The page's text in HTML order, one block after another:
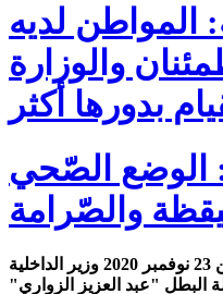
المواطن لديه
والوزارة
بدورها أكثر
الوضع الصّحي
والصّرامة
زووم - تولى مساء اليوم الإثنين 23 نوفمبر 2020 وزير الداخلية
البطل "عبد العزيز الزواري"